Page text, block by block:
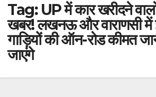
Tag: UP में कार खरीदने
खबर! लखनऊ और वाराणसी में
गाड़ियों की ऑन-रोड कीमत
जाएंगे